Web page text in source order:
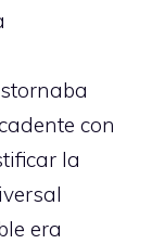
con
la
era